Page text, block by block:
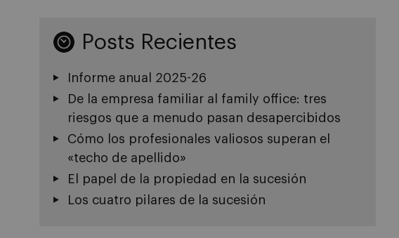
Posts Recientes
Informe anual 2025-26
De la empresa familiar al family office: tres
riesgos que a menudo pasan desapercibidos
Cómo los profesionales valiosos superan el
«techo de apellido»
El papel de la propiedad en la sucesión
Los cuatro pilares de la sucesión